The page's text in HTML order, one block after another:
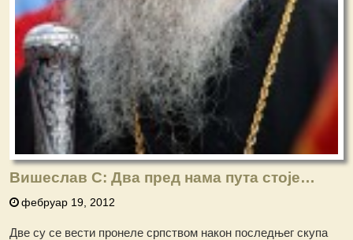
Вишеслав С: Два пред нама пута стоје…
фебруар 19, 2012
Две су се вести пронеле српством након последњег скупа